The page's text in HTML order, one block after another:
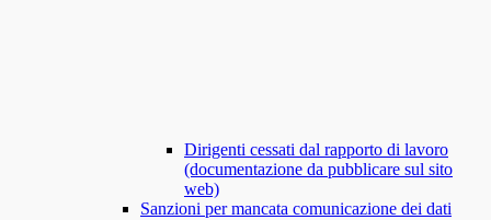
Dirigenti cessati dal rapporto di lavoro
(documentazione da pubblicare sul sito
web)
Sanzioni per mancata comunicazione dei dati